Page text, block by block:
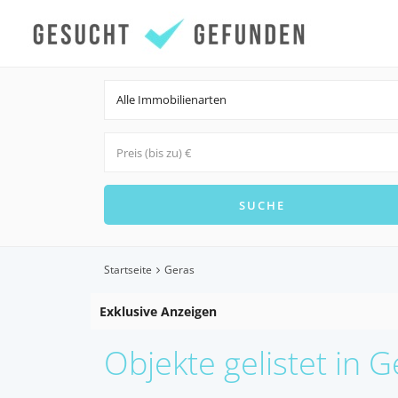
Alle Immobilienarten
Startseite Geras
Exklusive Anzeigen
Objekte gelistet in